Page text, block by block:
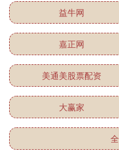
益牛网
嘉正网
美通美股票配资
大赢家